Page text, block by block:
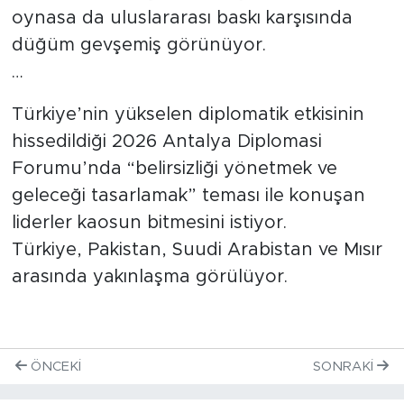
oynasa da uluslararası baskı karşısında
düğüm gevşemiş görünüyor.
…
Türkiye’nin yükselen diplomatik etkisinin
hissedildiği 2026 Antalya Diplomasi
Forumu’nda “belirsizliği yönetmek ve
geleceği tasarlamak” teması ile konuşan
liderler kaosun bitmesini istiyor.
Türkiye, Pakistan, Suudi Arabistan ve Mısır
arasında yakınlaşma görülüyor.
ÖNCEKI SONRAKI